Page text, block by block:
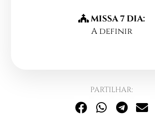
MISSA 7 DIA:
A definir
PARTILHAR: